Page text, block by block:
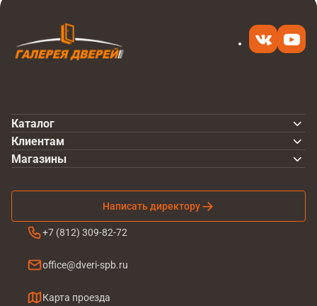
Каталог
Клиентам
Написать директору
+7 (812) 309-82-72
office@dveri-spb.ru
Карта проезда
Магазины